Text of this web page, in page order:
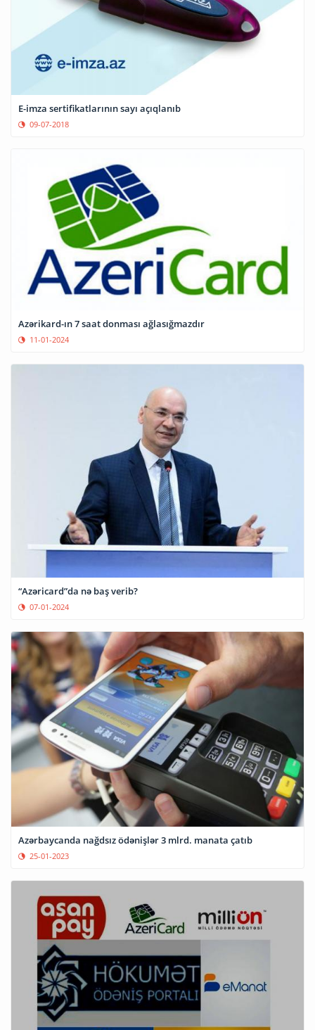
E-imza sertifikatlarının sayı açıqlanıb
09-07-2018
Azərikard-ın 7 saat donması ağlasığmazdır
11-01-2024
“Azəricard”da nə baş verib?
07-01-2024
Azərbaycanda nağdsız ödənişlər 3 mlrd. manata çatıb
25-01-2023